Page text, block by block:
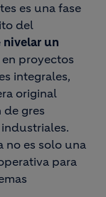
es una fase
del
nivelar un
proyectos
integrales,
original
gres
no es solo una
para